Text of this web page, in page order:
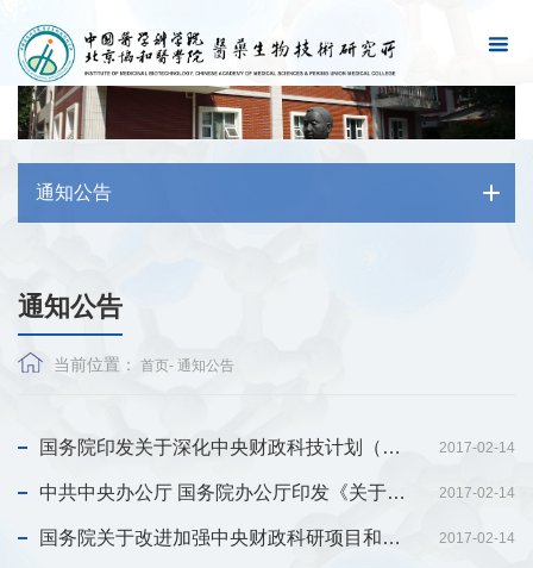
通知公告
通知公告
当前位置： 首页- 通知公告
2017-02-14
国务院印发关于深化中央财政科技计划（专项、基金等）管理改革方案的通知
2017-02-14
中共中央办公厅 国务院办公厅印发《关于进一步完善中央财政科研项目资金管理等政策的...
2017-02-14
国务院关于改进加强中央财政科研项目和资金管理的若干意见